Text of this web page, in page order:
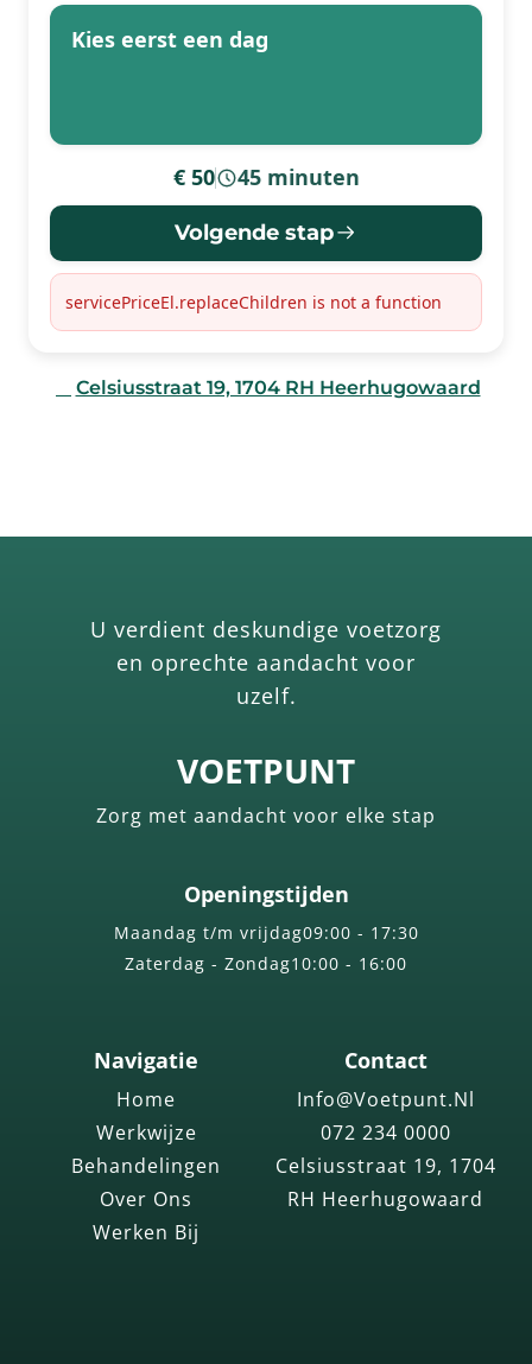
Kies eerst een dag
€ 50- 45 minuten
Volgende stap
servicePriceEl.replaceChildren is not a function
Celsiusstraat 19, 1704 RH Heerhugowaard
U verdient deskundige voetzorg
en oprechte aandacht voor
uzelf.
VOETPUNT
Zorg met aandacht voor elke stap
Openingstijden
Maandag t/m vrijdag09:00 - 17:30
Zaterdag - Zondag10:00 - 16:00
Navigatie
Home
Werkwijze
Behandelingen
Over Ons
Werken Bij
Contact
Info@voetpunt.nl
072 234 0000
Celsiusstraat 19, 1704
RH Heerhugowaard